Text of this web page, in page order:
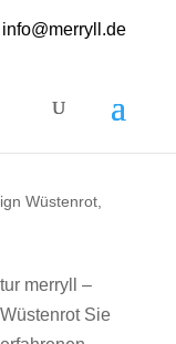
info@merryll.de
Wüstenrot,
merryll –
Sie